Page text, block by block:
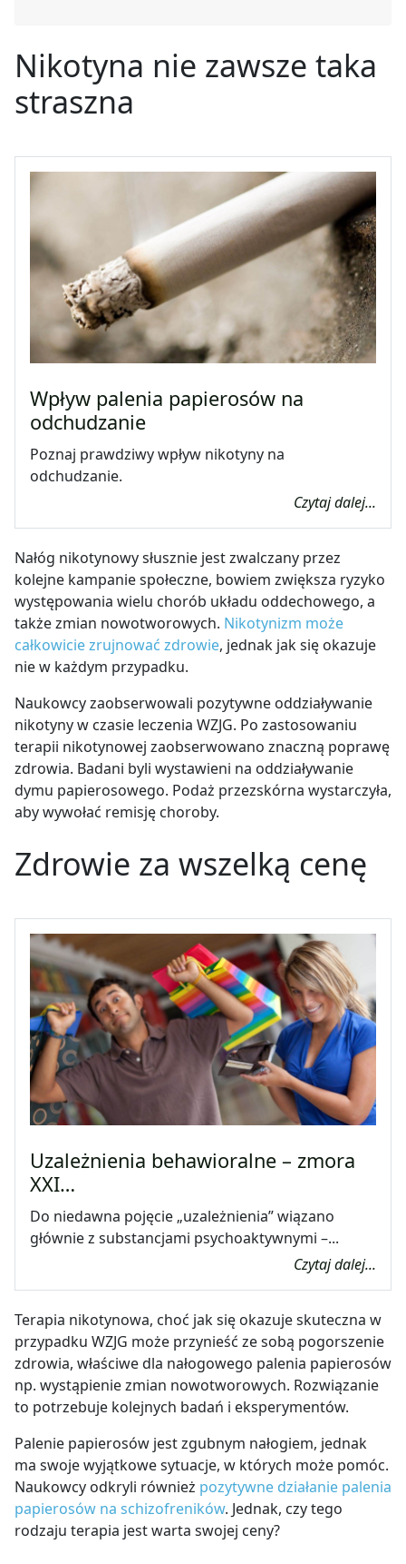
Nikotyna nie zawsze taka
straszna
Wpływ palenia papierosów na
odchudzanie
Poznaj prawdziwy wpływ nikotyny na
odchudzanie.
Czytaj dalej...
Nałóg nikotynowy słusznie jest zwalczany przez
kolejne kampanie społeczne, bowiem zwiększa ryzyko
występowania wielu chorób układu oddechowego, a
także zmian nowotworowych. Nikotynizm może
całkowicie zrujnować zdrowie, jednak jak się okazuje
nie w każdym przypadku.
Naukowcy zaobserwowali pozytywne oddziaływanie
nikotyny w czasie leczenia WZJG. Po zastosowaniu
terapii nikotynowej zaobserwowano znaczną poprawę
zdrowia. Badani byli wystawieni na oddziaływanie
dymu papierosowego. Podaż przezskórna wystarczyła,
aby wywołać remisję choroby.
Zdrowie za wszelką cenę
Uzależnienia behawioralne – zmora
XXI…
Do niedawna pojęcie „uzależnienia” wiązano
głównie z substancjami psychoaktywnymi –...
Czytaj dalej...
Terapia nikotynowa, choć jak się okazuje skuteczna w
przypadku WZJG może przynieść ze sobą pogorszenie
zdrowia, właściwe dla nałogowego palenia papierosów
np. wystąpienie zmian nowotworowych. Rozwiązanie
to potrzebuje kolejnych badań i eksperymentów.
Palenie papierosów jest zgubnym nałogiem, jednak
ma swoje wyjątkowe sytuacje, w których może pomóc.
Naukowcy odkryli również pozytywne działanie palenia
papierosów na schizofreników. Jednak, czy tego
rodzaju terapia jest warta swojej ceny?